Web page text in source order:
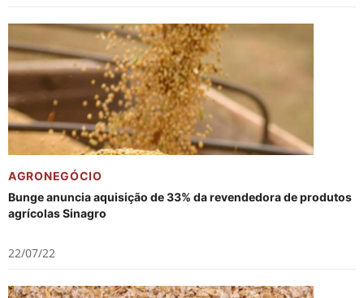
AGRONEGÓCIO
Bunge anuncia aquisição de 33% da revendedora de produtos
agrícolas Sinagro
22/07/22